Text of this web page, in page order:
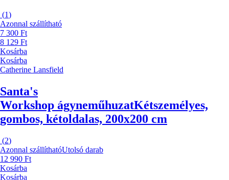
(1)
Azonnal szállítható
7 300 Ft
8 129 Ft
Kosárba
Kosárba
Catherine Lansfield
Santa's
Workshop ágyneműhuzatKétszemélyes,
gombos, kétoldalas, 200x200 cm
(2)
Azonnal szállíthatóUtolsó darab
12 990 Ft
Kosárba
Kosárba